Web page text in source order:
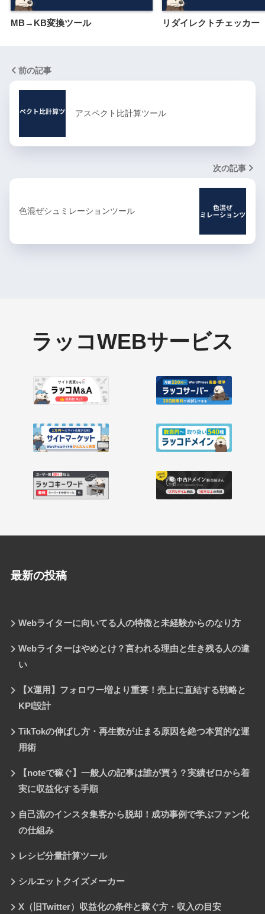
MB→KB変換ツール リダイレクトチェッカー
前の記事
アスペクト比計算ツール
次の記事
色混ぜシュミレーションツール
ラッコWEBサービス
最新の投稿
Webライターに向いてる人の特徴と未経験からのなり方
Webライターはやめとけ？言われる理由と生き残る人の違
い
【X運用】フォロワー増より重要！売上に直結する戦略と
KPI設計
TikTokの伸ばし方・再生数が止まる原因を絶つ本質的な運
用術
【noteで稼ぐ】一般人の記事は誰が買う？実績ゼロから着
実に収益化する手順
自己流のインスタ集客から脱却！成功事例で学ぶファン化
の仕組み
レシピ分量計算ツール
シルエットクイズメーカー
X（旧Twitter）収益化の条件と稼ぐ方・収入の目安